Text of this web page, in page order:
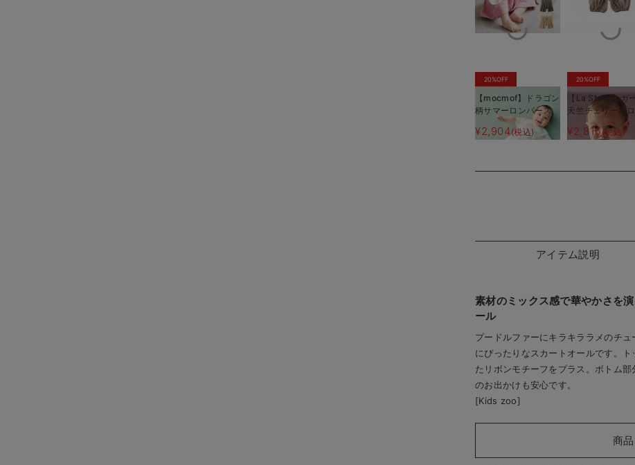
20%OFF
【mocmof】ドラゴン
柄サマーロンパース
¥2,904(税込)
20%OFF
【La Stella】ガ
天竺チェリー柄
¥2,816(税込)
アイテム説明
素材のミックス感で華やかさを
ール
プードルファーにキラキララメのチ
にぴったりなスカートオールです。
たリボンモチーフをプラス。ボトム
のお出かけも安心です。
[Kids zoo]
商